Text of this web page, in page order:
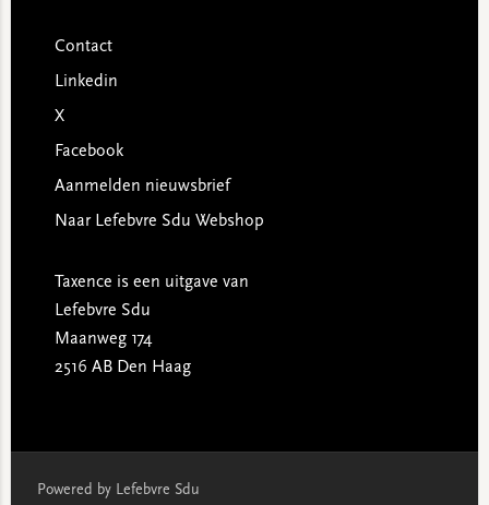
Contact
Linkedin
X
Facebook
Aanmelden nieuwsbrief
Naar Lefebvre Sdu Webshop
Taxence is een uitgave van
Lefebvre Sdu
Maanweg 174
2516 AB Den Haag
Powered by Lefebvre Sdu